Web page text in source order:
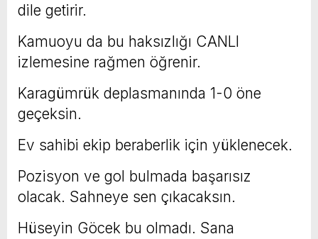
dile getirir.
Kamuoyu da bu haksızlığı CANLI
izlemesine rağmen öğrenir.
Karagümrük deplasmanında 1-0 öne
geçeksin.
Ev sahibi ekip beraberlik için yüklenecek.
Pozisyon ve gol bulmada başarısız
olacak. Sahneye sen çıkacaksın.
Hüseyin Göcek bu olmadı. Sana